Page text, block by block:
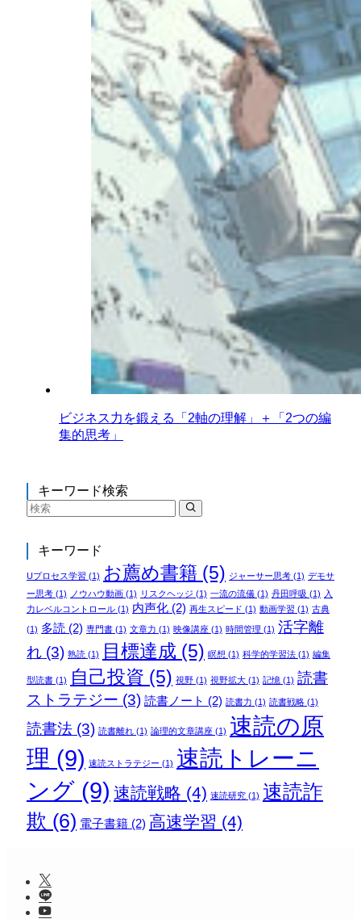
ビジネス力を鍛える「2軸の理解」＋「2つの編
集的思考」
キーワード検索
キーワード
Uプロセス学習 (1) お薦め書籍 (5) ジャーサー思考(1) デモサ
ー思考(1) ノウハウ動画(1) リスクヘッジ (1) 一流の流儀(1) 丹田呼吸 (1) 入
力レベルコントロール(1) 内声化(2) 再生スピード (1) 動画学習 (1) 古典
(1) 多読 (2) 専門書(1) 文章力 (1) 映像講座(1) 時間管理 (1) 活字離
れ(3) 熟読(1) 目標達成 (5) 瞑想 (1) 科学的学習法(1) 編集
型読書(1) 自己投資 (5) 視野(1) 視野拡大(1) 記憶(1) 読書
ストラテジー (3) 読書ノート (2) 読書力 (1) 読書戦略(1)
読書法(3) 読書離れ(1) 論理的文章講座(1) 速読の原
理 (9) 速読ストラテジー (1) 速読トレーニ
ング(9) 速読戦略 (4) 速読研究(1) 速読詐
欺 (6) 電子書籍(2) 高速学習 (4)